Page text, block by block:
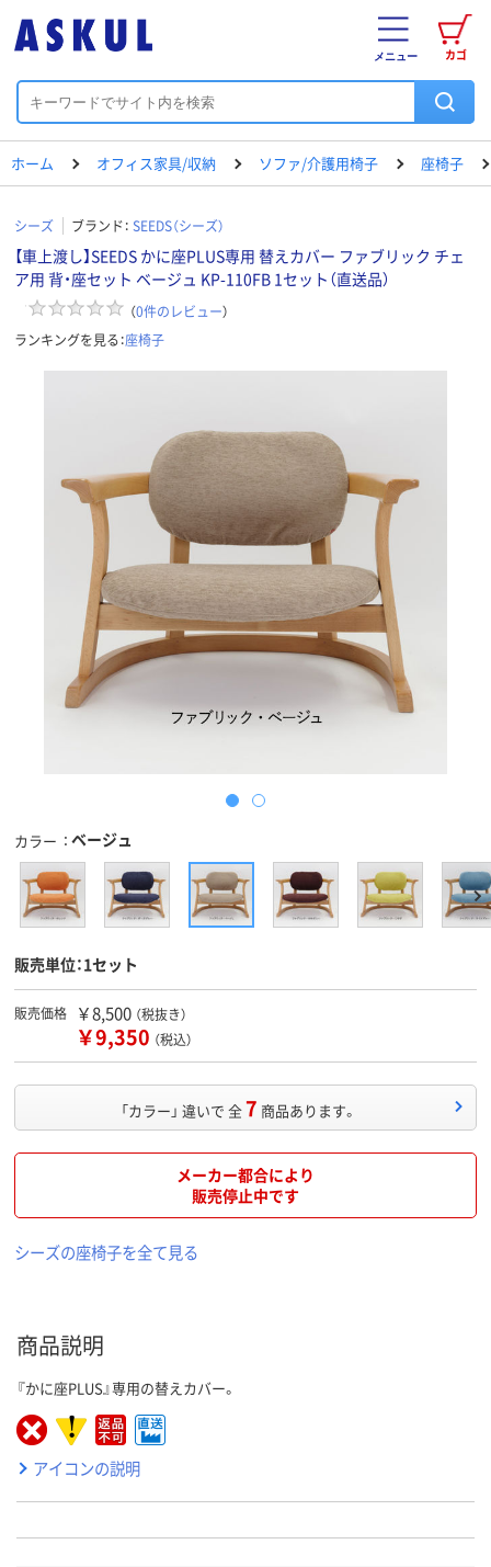
カゴ
メニュー
ホーム オフィス家具/収納 ソファ/介護用椅子 座椅子
シーズ ブランド： SEEDS（シーズ）
【車上渡し】SEEDS かに座PLUS専用 替えカバー ファブリック チェ
ア用 背・座セット ベージュ KP-110FB 1セット（直送品）
（0件のレビュー）
ランキングを見る：座椅子
カラー ベージュ
販売単位：1セット
販売価格 ￥8,500 （税抜き）
￥9,350 （税込）
「カラー」 違いで 全7 商品あります。
メーカー都合により
販売停止中です
シーズの座椅子を全て見る
商品説明
『かに座PLUS』専用の替えカバー。
アイコンの説明